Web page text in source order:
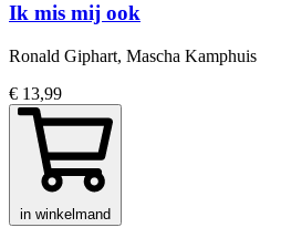
Ik mis mij ook
Ronald Giphart, Mascha Kamphuis
€ 13,99
in winkelmand